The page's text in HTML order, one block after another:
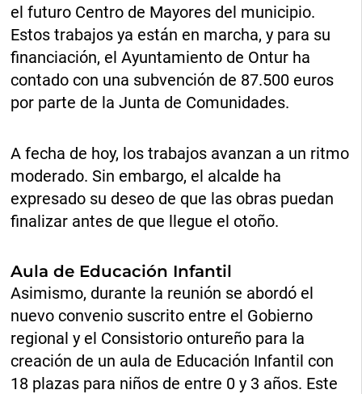
el futuro Centro de Mayores del municipio.
Estos trabajos ya están en marcha, y para su
financiación, el Ayuntamiento de Ontur ha
contado con una subvención de 87.500 euros
por parte de la Junta de Comunidades.
A fecha de hoy, los trabajos avanzan a un ritmo
moderado. Sin embargo, el alcalde ha
expresado su deseo de que las obras puedan
finalizar antes de que llegue el otoño.
Aula de Educación Infantil
Asimismo, durante la reunión se abordó el
nuevo convenio suscrito entre el Gobierno
regional y el Consistorio ontureño para la
creación de un aula de Educación Infantil con
18 plazas para niños de entre 0 y 3 años. Este